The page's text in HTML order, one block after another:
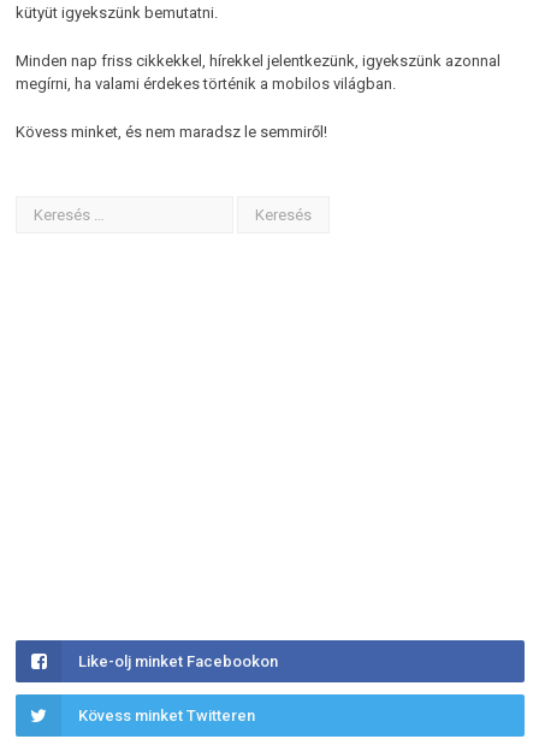
kütyüt igyekszünk bemutatni.
Minden nap friss cikkekkel, hírekkel jelentkezünk, igyekszünk azonnal
megírni, ha valami érdekes történik a mobilos világban.
Kövess minket, és nem maradsz le semmiről!
Like-olj minket Facebookon
Kövess minket Twitteren